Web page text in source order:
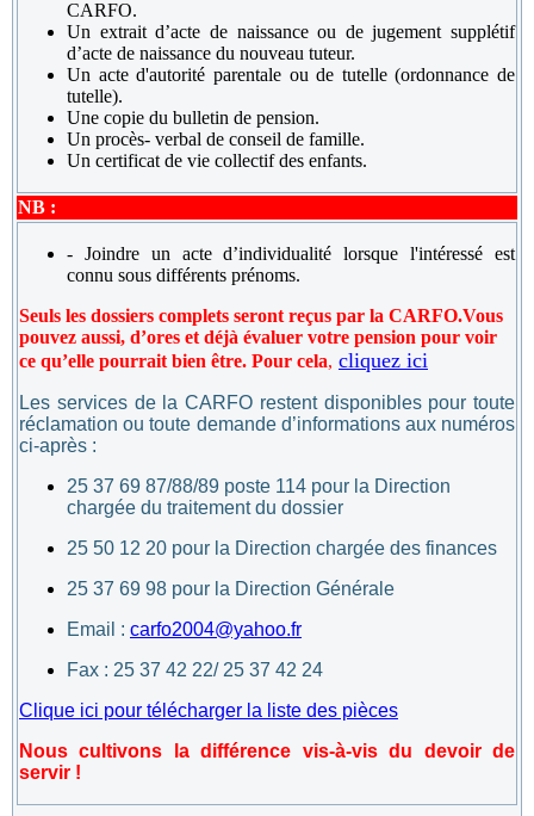
CARFO.
Un extrait d’acte de naissance ou de jugement supplétif
d’acte de naissance du nouveau tuteur.
Un acte d'autorité parentale ou de tutelle (ordonnance de
tutelle).
Une copie du bulletin de pension.
Un procès- verbal de conseil de famille.
Un certificat de vie collectif des enfants.
NB :
- Joindre un acte d’individualité lorsque l'intéressé est
connu sous différents prénoms.
Seuls les dossiers complets seront reçus par la CARFO.Vous
pouvez aussi, d’ores et déjà évaluer votre pension pour voir
ce qu’elle pourrait bien être. Pour cela, cliquez ici
Les services de la CARFO restent disponibles pour toute
réclamation ou toute demande d’informations aux numéros
ci-après :
25 37 69 87/88/89 poste 114 pour la Direction
chargée du traitement du dossier
25 50 12 20 pour la Direction chargée des finances
25 37 69 98 pour la Direction Générale
Email : carfo2004@yahoo.fr
Fax : 25 37 42 22/ 25 37 42 24
Clique ici pour télécharger la liste des pièces
Nous cultivons la différence vis-à-vis du devoir de
servir !